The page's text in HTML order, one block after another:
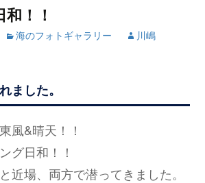
！！
海のフォトギャラリー 川嶋
ました。
風&晴天！！
グ日和！！
近場、両方で潜ってきました。